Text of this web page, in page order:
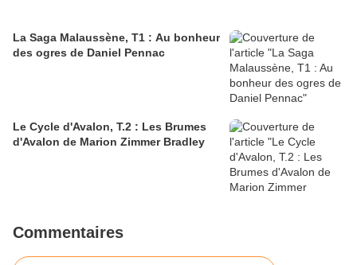
La Saga Malaussène, T1 : Au bonheur
des ogres de Daniel Pennac
Le Cycle d'Avalon, T.2 : Les Brumes
d'Avalon de Marion Zimmer Bradley
Commentaires